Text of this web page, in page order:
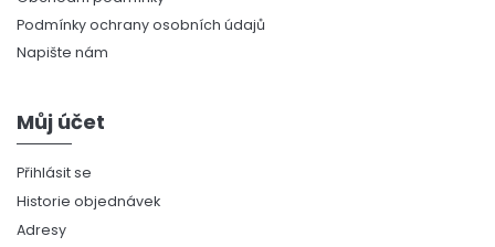
Podmínky ochrany osobních údajů
Napište nám
Můj účet
Přihlásit se
Historie objednávek
Adresy